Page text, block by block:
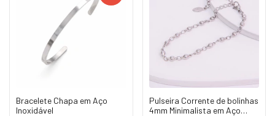
Bracelete Chapa em Aço
Inoxidável
Pulseira Corrente de bolinhas
4mm Minimalista em Aço